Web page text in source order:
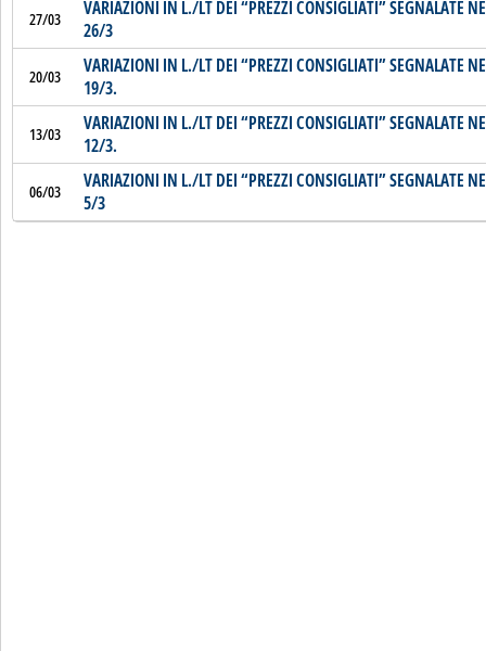
27/03
VARIAZIONI IN L./LT DEI “PREZZI CONSIGLIATI” SEGNALATE
26/3
20/03
VARIAZIONI IN L./LT DEI “PREZZI CONSIGLIATI” SEGNALATE
19/3.
13/03
VARIAZIONI IN L./LT DEI “PREZZI CONSIGLIATI” SEGNALATE
12/3.
06/03
VARIAZIONI IN L./LT DEI “PREZZI CONSIGLIATI” SEGNALATE
5/3